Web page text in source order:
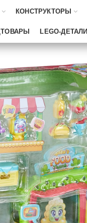
КОНСТРУКТОРЫ
LEGO-ДЕТАЛИ